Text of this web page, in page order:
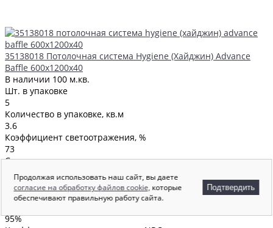
35138018 Потолочная система Hygiene (Хайджин) Advance
Baffle 600x1200x40
В наличии 100 м.кв.
Шт. в упаковке
5
Количество в упаковке, кв.м
3.6
Коэффициент светоотражения, %
73
Состав
Стекловолокно
Кромка
95%
Продолжая использовать наш сайт, вы даете
согласие на обработку файлов cookie, которые
обеспечивают правильную работу сайта.
Подтвердить